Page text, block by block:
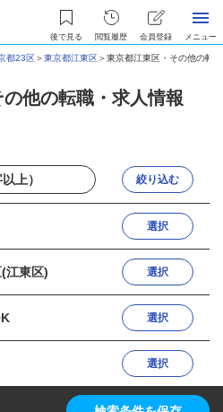
後で見る 閲覧履歴 会員登録 メニュー
都23区＞東京都江東区＞東京都江東区・その他の転
他の転職・求人情報
絞り込む
選択
江東区) 選択
選択
選択